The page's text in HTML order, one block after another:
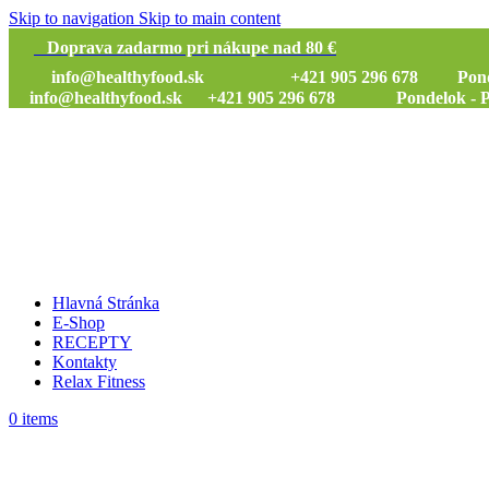
Skip to navigation Skip to main content
Doprava zadarmo pri nákupe nad 80 €
info@healthyfood.sk
+421 905 296 678
info@healthyfood.sk
+421 905 296 678 Pondelok -
Hlavná Stránka
E-Shop
RECEPTY
Kontakty
Relax Fitness
0 items